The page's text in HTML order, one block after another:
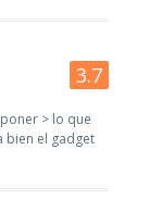
> lo que
bien el gadget